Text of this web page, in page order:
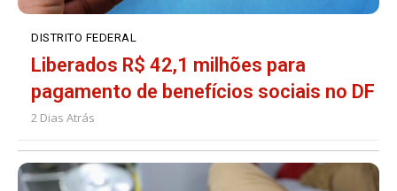
DISTRITO FEDERAL
Liberados R$ 42,1 milhões para
pagamento de benefícios sociais no DF
2 Dias Atrás